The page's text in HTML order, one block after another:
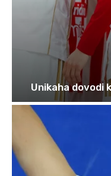
Unikaha dovodi